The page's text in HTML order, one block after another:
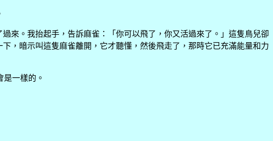
來。我抬起手，告訴麻雀：「你可以飛了，你又活過來了。」這隻鳥兒卻
，暗示叫這隻麻雀離開，它才聽懂，然後飛走了，那時它已充滿能量和力
是一樣的。